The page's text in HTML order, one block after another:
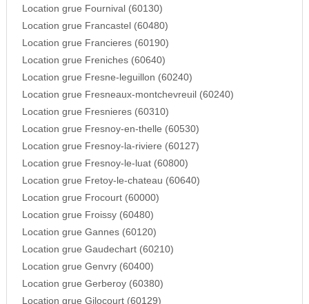
Location grue Fournival (60130)
Location grue Francastel (60480)
Location grue Francieres (60190)
Location grue Freniches (60640)
Location grue Fresne-leguillon (60240)
Location grue Fresneaux-montchevreuil (60240)
Location grue Fresnieres (60310)
Location grue Fresnoy-en-thelle (60530)
Location grue Fresnoy-la-riviere (60127)
Location grue Fresnoy-le-luat (60800)
Location grue Fretoy-le-chateau (60640)
Location grue Frocourt (60000)
Location grue Froissy (60480)
Location grue Gannes (60120)
Location grue Gaudechart (60210)
Location grue Genvry (60400)
Location grue Gerberoy (60380)
Location grue Gilocourt (60129)